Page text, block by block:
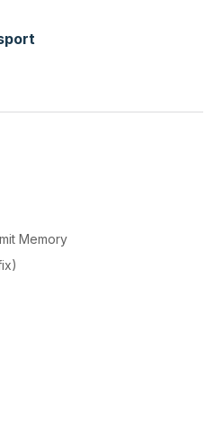
Memory